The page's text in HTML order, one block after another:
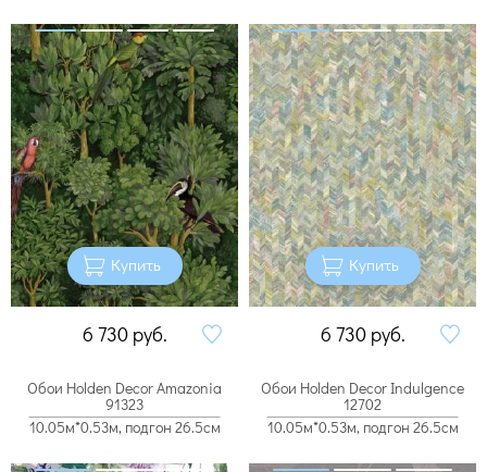
Купить
6 730 руб.
Купить
6 730 руб.
Обои Holden Decor Amazonia
91323
10.05м*0.53м, подгон 26.5см
Обои Holden Decor Indulgence
12702
10.05м*0.53м, подгон 26.5см